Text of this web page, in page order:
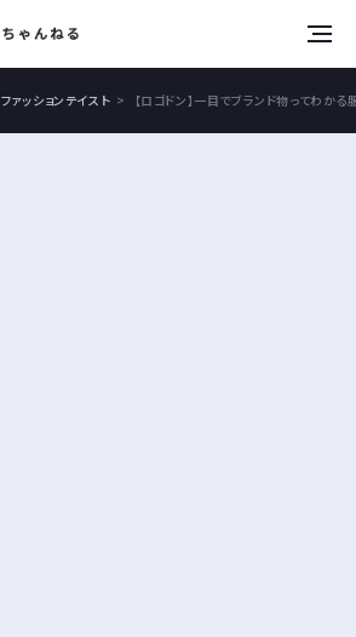
ファッションテイスト 【ロゴドン】一目でブランド物ってわか